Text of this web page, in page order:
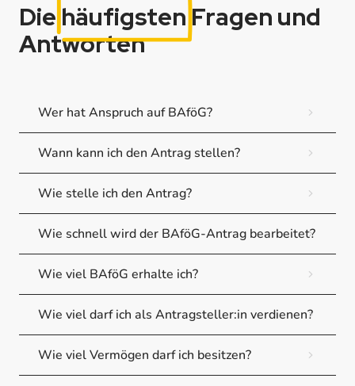
Die häufigstenFragen und
Antworten
Wer hat Anspruch auf BAföG?
Wann kann ich den Antrag stellen?
Wie stelle ich den Antrag?
Wie schnell wird der BAföG-Antrag bearbeitet?
Wie viel BAföG erhalte ich?
Wie viel darf ich als Antragsteller:in verdienen?
Wie viel Vermögen darf ich besitzen?